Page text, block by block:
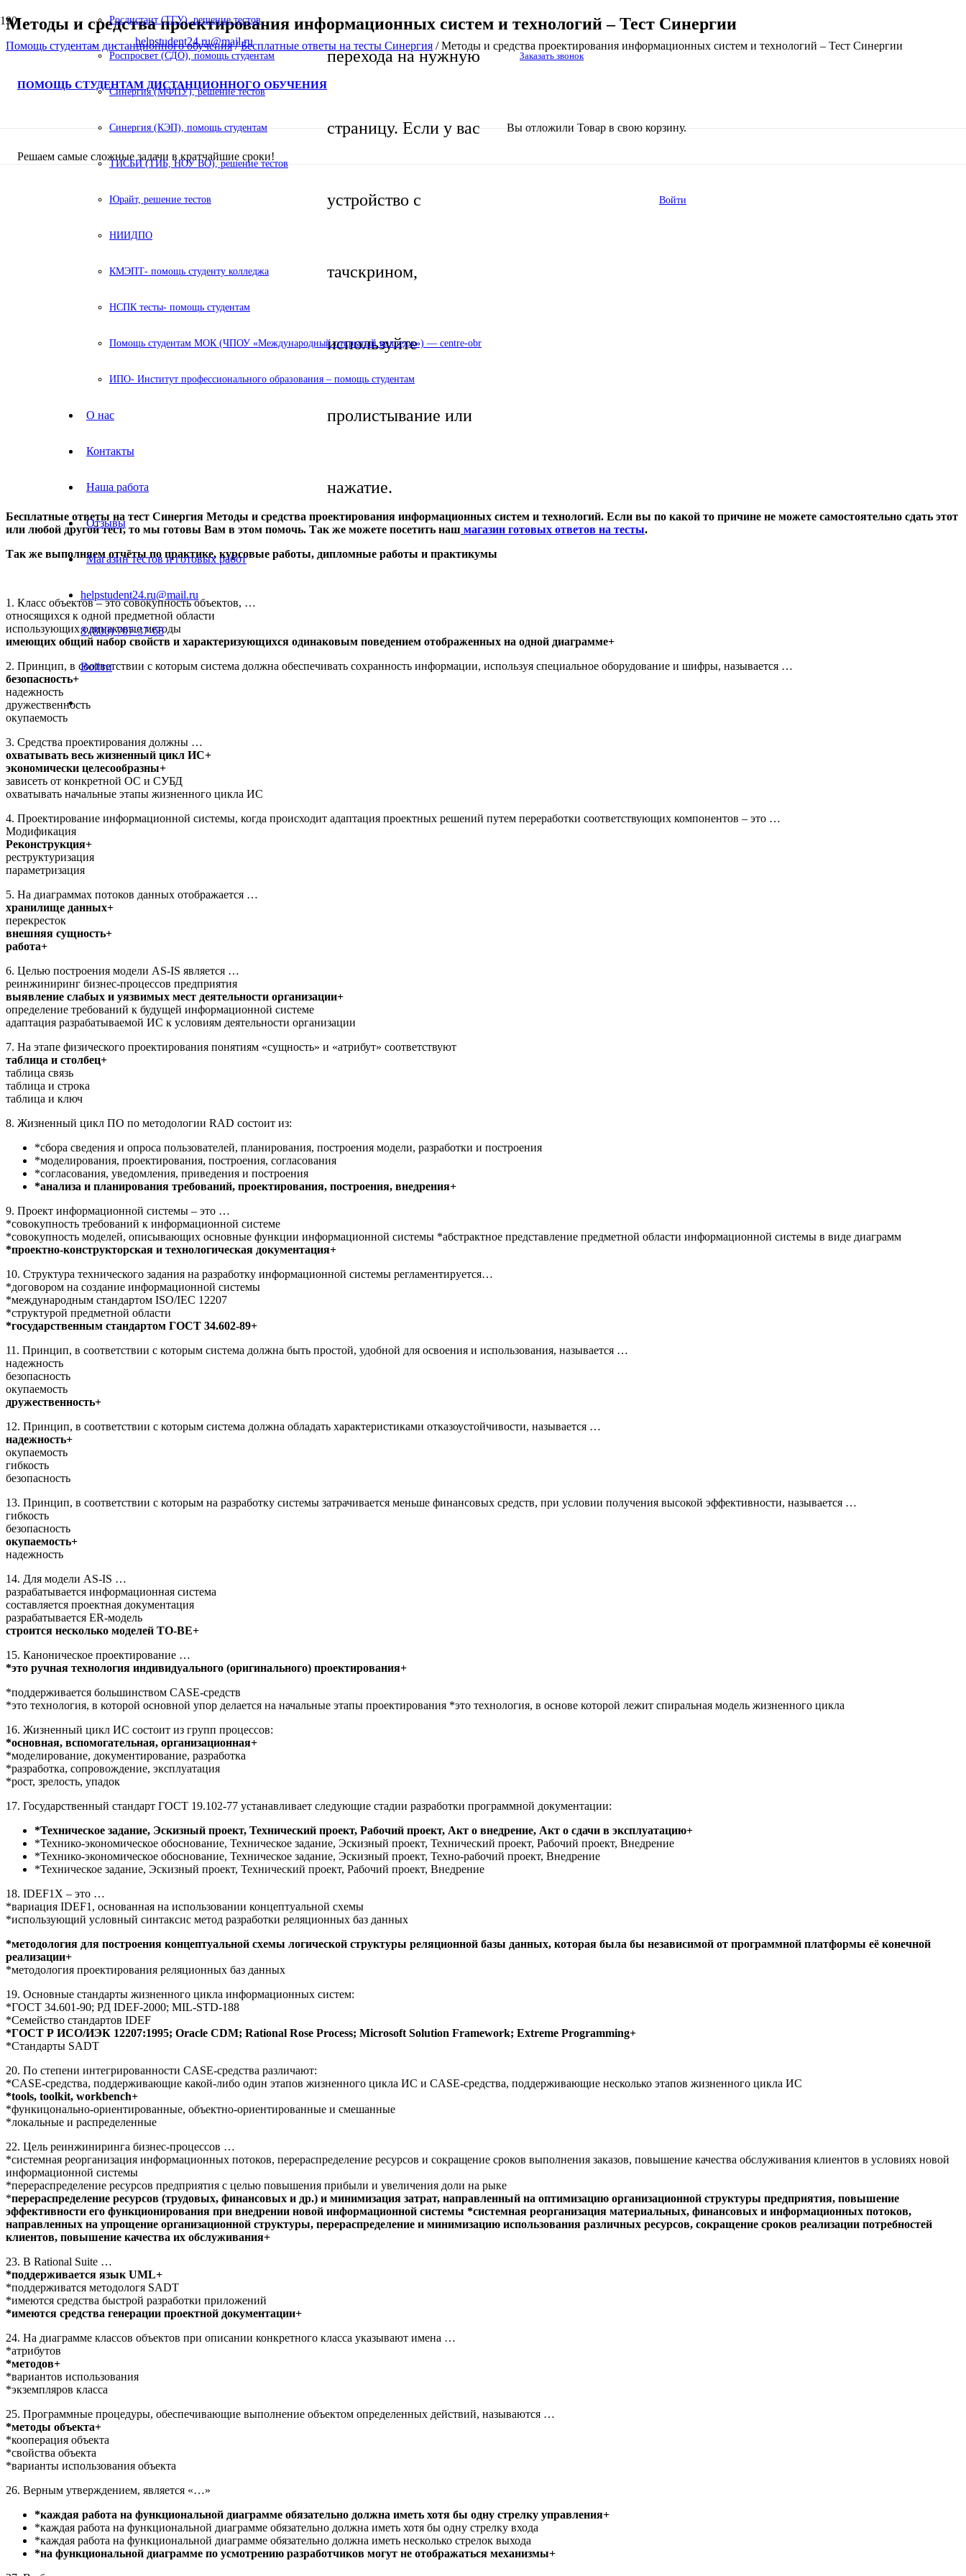
helpstudent24.ru@mail.ru
ПОМОЩЬ СТУДЕНТАМ ДИСТАНЦИОННОГО ОБУЧЕНИЯ
Решаем самые сложные задачи в кратчайшие сроки!
перехода на нужную
страницу. Если у вас
устройство с
тачскрином,
используйте
пролистывание или
нажатие.
Заказать звонок
Вы отложили Товар в свою корзину.
Войти
Росдистант (ТГУ), решение тестов
Роспросвет (СДО), помощь студентам
Синергия (МФПУ), решение тестов
Синергия (КЭП), помощь студентам
ТИСБИ (ТИБ, НОУ ВО), решение тестов
Юрайт, решение тестов
НИИДПО
КМЭПТ- помощь студенту колледжа
НСПК тесты- помощь студентам
Помощь студентам МОК (ЧПОУ «Международный открытый колледж») — centre-obr
ИПО- Институт профессионального образования – помощь студентам
О нас
Контакты
Наша работа
Отзывы
Магазин тестов и готовых работ
helpstudent24.ru@mail.ru
8 (800) 707-37-68
Войти
Методы и средства проектирования информационных систем и технологий – Тест Синергии
Помощь студентам дистанционного обучения/Бесплатные ответы на тесты Синергия /Методы и средства проектирования информационных систем и технологий – Тест Синергии
Бесплатные ответы на тест Синергия Методы и средства проектирования информационных систем и технологий. Если вы по какой то причине не можете самостоятельно сдать этот
или любой другой тест, то мы готовы Вам в этом помочь. Так же можете посетить наш магазин готовых ответов на тесты.
Так же выполняем отчёты по практике, курсовые работы, дипломные работы и практикумы
1. Класс объектов – это совокупность объектов, …
относящихся к одной предметной области
использующих одинаковые методы
имеющих общий набор свойств и характеризующихся одинаковым поведением отображенных на одной диаграмме+
2. Принцип, в соответствии с которым система должна обеспечивать сохранность информации, используя специальное оборудование и шифры, называется …
безопасность+
надежность
дружественность
окупаемость
3. Средства проектирования должны …
охватывать весь жизненный цикл ИС+
экономически целесообразны+
зависеть от конкретной ОС и СУБД
охватывать начальные этапы жизненного цикла ИС
4. Проектирование информационной системы, когда происходит адаптация проектных решений путем переработки соответствующих компонентов – это …
Модификация
Реконструкция+
реструктуризация
параметризация
5. На диаграммах потоков данных отображается …
хранилище данных+
перекресток
внешняя сущность+
работа+
6. Целью построения модели AS-IS является …
реинжиниринг бизнес-процессов предприятия
выявление слабых и уязвимых мест деятельности организации+
определение требований к будущей информационной системе
адаптация разрабатываемой ИС к условиям деятельности организации
7. На этапе физического проектирования понятиям «сущность» и «атрибут» соответствуют
таблица и столбец+
таблица связь
таблица и строка
таблица и ключ
8. Жизненный цикл ПО по методологии RAD состоит из:
*сбора сведения и опроса пользователей, планирования, построения модели, разработки и построения
*моделирования, проектирования, построения, согласования
*согласования, уведомления, приведения и построения
*анализа и планирования требований, проектирования, построения, внедрения+
9. Проект информационной системы – это …
*совокупность требований к информационной системе
*совокупность моделей, описывающих основные функции информационной системы *абстрактное представление предметной области информационной системы в виде диаграмм
*проектно-конструкторская и технологическая документация+
10. Структура технического задания на разработку информационной системы регламентируется…
*договором на создание информационной системы
*международным стандартом ISO/IEC 12207
*структурой предметной области
*государственным стандартом ГОСТ 34.602-89+
11. Принцип, в соответствии с которым система должна быть простой, удобной для освоения и использования, называется …
надежность
безопасность
окупаемость
дружественность+
12. Принцип, в соответствии с которым система должна обладать характеристиками отказоустойчивости, называется …
надежность+
окупаемость
гибкость
безопасность
13. Принцип, в соответствии с которым на разработку системы затрачивается меньше финансовых средств, при условии получения высокой эффективности, называется …
гибкость
безопасность
окупаемость+
надежность
14. Для модели AS-IS …
разрабатывается информационная система
составляется проектная документация
разрабатывается ER-модель
строится несколько моделей TO-BE+
15. Каноническое проектирование …
*это ручная технология индивидуального (оригинального) проектирования+
*поддерживается большинством CASE-средств
*это технология, в которой основной упор делается на начальные этапы проектирования *это технология, в основе которой лежит спиральная модель жизненного цикла
16. Жизненный цикл ИС состоит из групп процессов:
*основная, вспомогательная, организационная+
*моделирование, документирование, разработка
*разработка, сопровождение, эксплуатация
*рост, зрелость, упадок
17. Государственный стандарт ГОСТ 19.102-77 устанавливает следующие стадии разработки программной документации:
*Техническое задание, Эскизный проект, Технический проект, Рабочий проект, Акт о внедрение, Акт о сдачи в эксплуатацию+
*Технико-экономическое обоснование, Техническое задание, Эскизный проект, Технический проект, Рабочий проект, Внедрение
*Технико-экономическое обоснование, Техническое задание, Эскизный проект, Техно-рабочий проект, Внедрение
*Техническое задание, Эскизный проект, Технический проект, Рабочий проект, Внедрение
18. IDEF1X – это …
*вариация IDEF1, основанная на использовании концептуальной схемы
*использующий условный синтаксис метод разработки реляционных баз данных
*методология для построения концептуальной схемы логической структуры реляционной базы данных, которая была бы независимой от программной платформы её конечной
реализации+
*методология проектирования реляционных баз данных
19. Основные стандарты жизненного цикла информационных систем:
*ГОСТ 34.601-90; РД IDEF-2000; MIL-STD-188
*Семейство стандартов IDEF
*ГОСТ Р ИСО/ИЭК 12207:1995; Oracle CDM; Rational Rose Process; Microsoft Solution Framework; Extreme Programming+
*Стандарты SADT
20. По степени интегрированности CASE-средства различают:
*CASE-средства, поддерживающие какой-либо один этапов жизненного цикла ИС и CASE-средства, поддерживающие несколько этапов жизненного цикла ИС
*tools, toolkit, workbench+
*функицонально-ориентированные, объектно-ориентированные и смешанные
*локальные и распределенные
22. Цель реинжиниринга бизнес-процессов …
*системная реорганизация информационных потоков, перераспределение ресурсов и сокращение сроков выполнения заказов, повышение качества обслуживания клиентов в условиях новой
информационной системы
*перераспределение ресурсов предприятия с целью повышения прибыли и увеличения доли на рыке
*перераспределение ресурсов (трудовых, финансовых и др.) и минимизация затрат, направленный на оптимизацию организационной структуры предприятия, повышение
эффективности его функционирования при внедрении новой информационной системы *системная реорганизация материальных, финансовых и информационных потоков,
направленных на упрощение организационной структуры, перераспределение и минимизацию использования различных ресурсов, сокращение сроков реализации потребностей
клиентов, повышение качества их обслуживания+
23. В Rational Suite …
*поддерживается язык UML+
*поддерживатся методологя SADT
*имеются средства быстрой разработки приложений
*имеются средства генерации проектной документации+
24. На диаграмме классов объектов при описании конкретного класса указывают имена …
*атрибутов
*методов+
*вариантов использования
*экземпляров класса
25. Программные процедуры, обеспечивающие выполнение объектом определенных действий, называются …
*методы объекта+
*кооперация объекта
*свойства объекта
*варианты использования объекта
26. Верным утверждением, является «…»
*каждая работа на функциональной диаграмме обязательно должна иметь хотя бы одну стрелку управления+
*каждая работа на функциональной диаграмме обязательно должна иметь хотя бы одну стрелку входа
*каждая работа на функциональной диаграмме обязательно должна иметь несколько стрелок выхода
*на функциональной диаграмме по усмотрению разработчиков могут не отображаться механизмы+